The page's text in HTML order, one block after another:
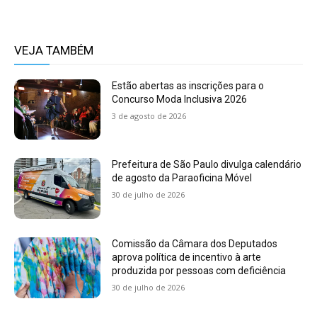
VEJA TAMBÉM
Estão abertas as inscrições para o
Concurso Moda Inclusiva 2026
3 de agosto de 2026
Prefeitura de São Paulo divulga calendário
de agosto da Paraoficina Móvel
30 de julho de 2026
Comissão da Câmara dos Deputados
aprova política de incentivo à arte
produzida por pessoas com deficiência
30 de julho de 2026